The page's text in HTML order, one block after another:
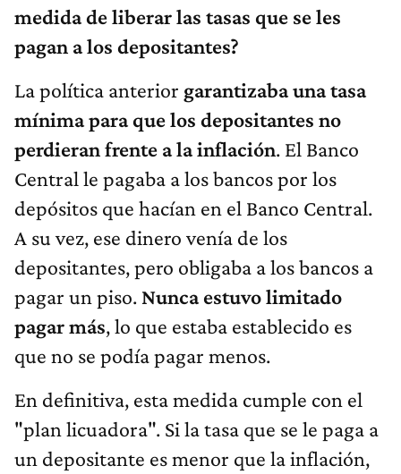
medida de liberar las tasas que se les
pagan a los depositantes?
La política anterior garantizaba una tasa
mínima para que los depositantes no
perdieran frente a la inflación. El Banco
Central le pagaba a los bancos por los
depósitos que hacían en el Banco Central.
A su vez, ese dinero venía de los
depositantes, pero obligaba a los bancos a
pagar un piso. Nunca estuvo limitado
pagar más, lo que estaba establecido es
que no se podía pagar menos.
En definitiva, esta medida cumple con el
"plan licuadora". Si la tasa que se le paga a
un depositante es menor que la inflación,